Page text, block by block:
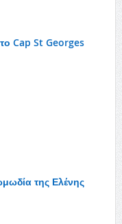
Cap St Georges
της Ελένης